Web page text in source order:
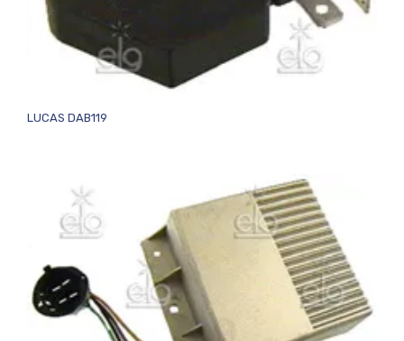
LUCAS DAB119